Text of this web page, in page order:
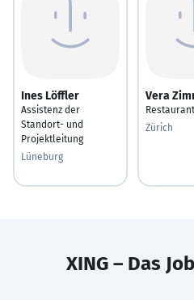
Ines Löffler
Assistenz der
Standort- und
Projektleitung
Lüneburg
Vera
Zürich
XING – Das